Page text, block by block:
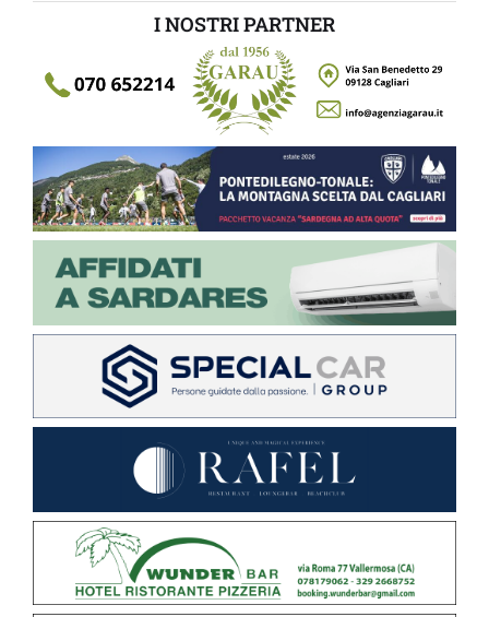
I NOSTRI PARTNER